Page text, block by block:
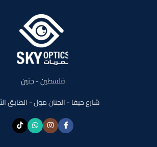
فلسطين - جنين
شارع حيفا - الجنان مول - الطابق